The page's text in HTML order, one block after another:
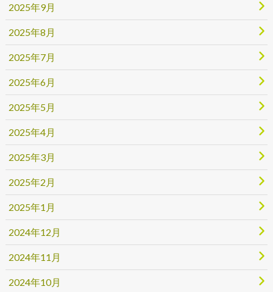
2025年9月
2025年8月
2025年7月
2025年6月
2025年5月
2025年4月
2025年3月
2025年2月
2025年1月
2024年12月
2024年11月
2024年10月